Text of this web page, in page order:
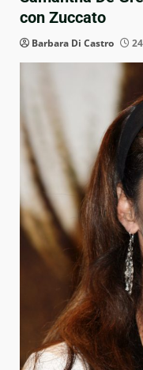
con Zuccato
Barbara Di Castro